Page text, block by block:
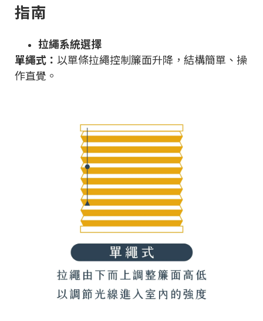
指南
拉繩系統選擇
單繩式： 以單條拉繩控制簾面升降，結構簡單、操
作直覺。